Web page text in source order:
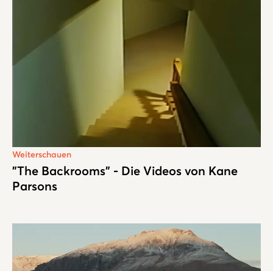
Weiterschauen
"The Backrooms" - Die Videos von Kane
Parsons